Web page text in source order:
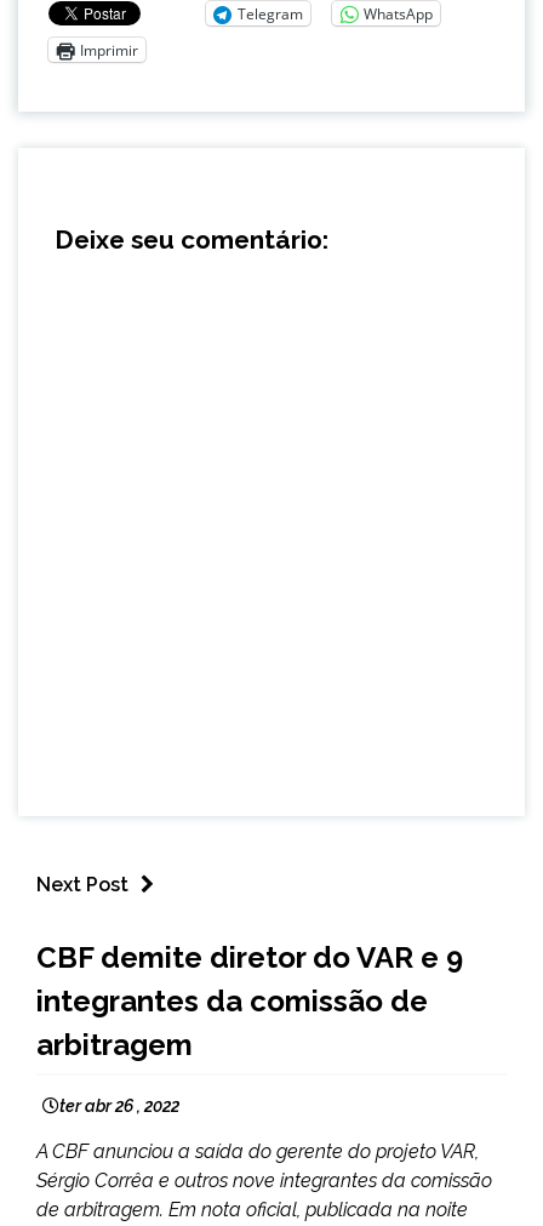
Telegram
WhatsApp
Imprimir
Deixe seu comentário:
Next Post
NOTÍCIAS
CBF demite diretor do VAR e 9
integrantes da comissão de
arbitragem
ter abr 26 , 2022
A CBF anunciou a saída do gerente do projeto VAR,
Sérgio Corrêa e outros nove integrantes da comissão
de arbitragem. Em nota oficial, publicada na noite